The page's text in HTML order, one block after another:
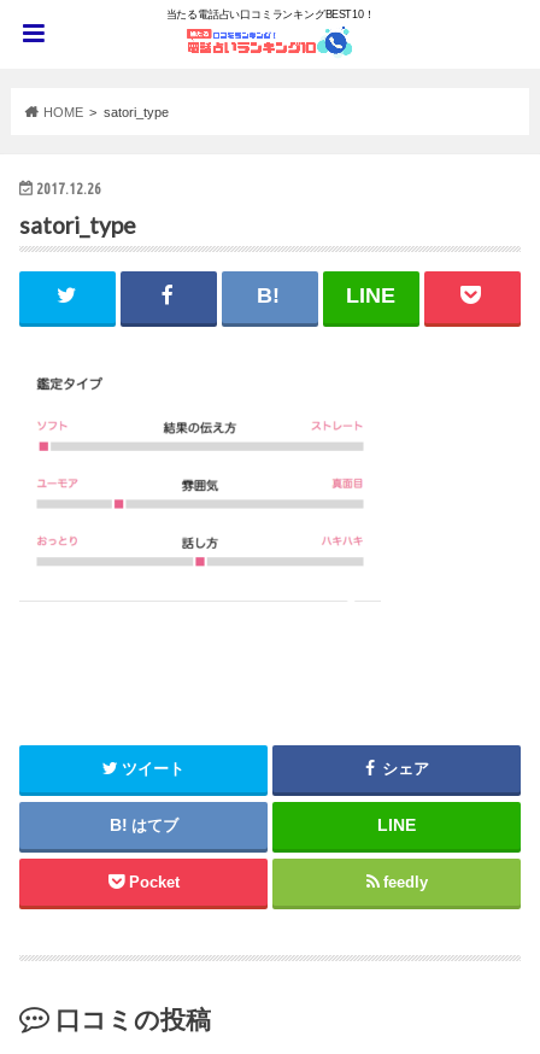
当たる電話占い口コミランキングBEST10！
HOME satori_type
2017.12.26
satori_type
ツイート シェア
はてブ
Pocket feedly
口コミの投稿